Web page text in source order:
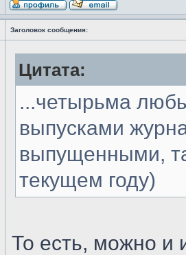
Заголовок сообщения:
Цитата:
...четырьма
выпусками
выпущенными,
текущем году)
То есть, можно и